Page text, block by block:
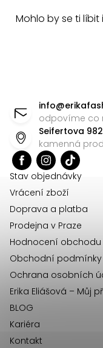
Mohlo by se ti líbit i
info@
odpovíme co
Seifertova
kamenná
Stav objednávky
Vrácení zboží
Doprava a platba
Prodejna v Praze
Hodnocení obchodu
Obchodní podmínky
Ochrana osobních
Erika Eliášová – Můj
BLOG
Kariéra
Kontakt